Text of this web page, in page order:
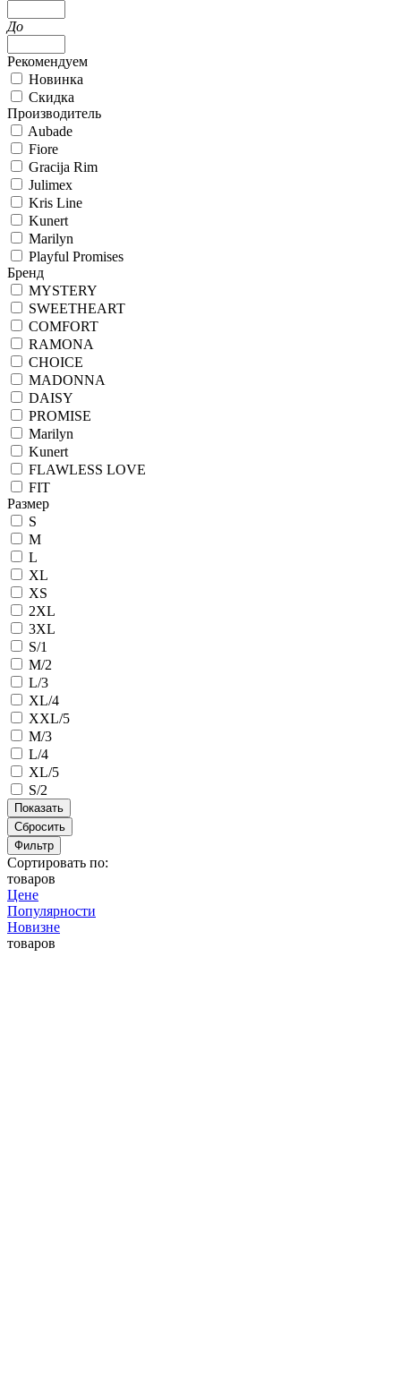
До
Рекомендуем
Новинка
Скидка
Производитель
Aubade
Fiore
Gracija Rim
Julimex
Kris Line
Kunert
Marilyn
Playful Promises
Бренд
MYSTERY
SWEETHEART
COMFORT
RAMONA
CHOICE
MADONNA
DAISY
PROMISE
Marilyn
Kunert
FLAWLESS LOVE
FIT
Размер
S
M
L
XL
XS
2XL
3XL
S/1
M/2
L/3
XL/4
XXL/5
M/3
L/4
XL/5
S/2
Сбросить
Фильтр
Сортировать по:
товаров
Цене
Популярности
Новизне
товаров